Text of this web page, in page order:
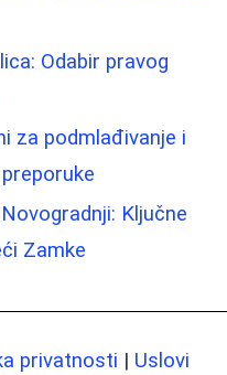
Odabir pravog
za podmlađivanje i
Ključne
Zamke
privatnosti | Uslovi